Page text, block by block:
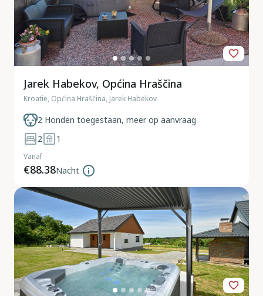
Jarek Habekov, Općina Hraščina
Kroatië, Općina Hraščina, Jarek Habekov
2 Honden toegestaan, meer op aanvraag
2
1
Vanaf
€88.38Nacht